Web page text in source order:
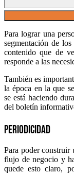
Para lograr una
segmentación de
contenido que de
responde a las
También es
la época en la que
se está haciendo
del boletín
Periodicidad
Para poder construir
flujo de negocio y
quede esto claro,